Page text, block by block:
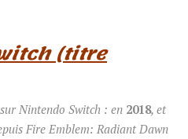
(titre
Nintendo Switch : en 2018, et
Fire Emblem: Radiant Dawn